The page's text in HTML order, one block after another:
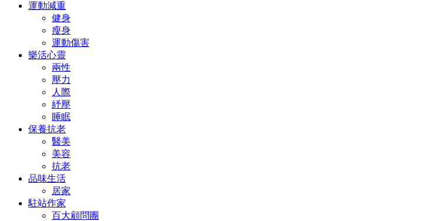
運動減重
健身
瘦身
運動傷害
樂活心靈
兩性
壓力
人際
紓壓
睡眠
保養抗老
醫美
美容
抗老
品味生活
居家
駐站作家
百大顧問團